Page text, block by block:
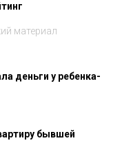
материал
деньги у ребенка-
бывшей